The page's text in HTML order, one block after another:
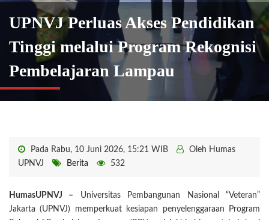
UPNVJ Perluas Akses Pendidikan
Tinggi melalui Program Rekognisi
Pembelajaran Lampau
Pada Rabu, 10 Juni 2026, 15:21 WIB
Oleh Humas
UPNVJ
Berita 532
HumasUPNVJ –
Universitas Pembangunan Nasional “Veteran”
Jakarta (UPNVJ) memperkuat kesiapan penyelenggaraan Program